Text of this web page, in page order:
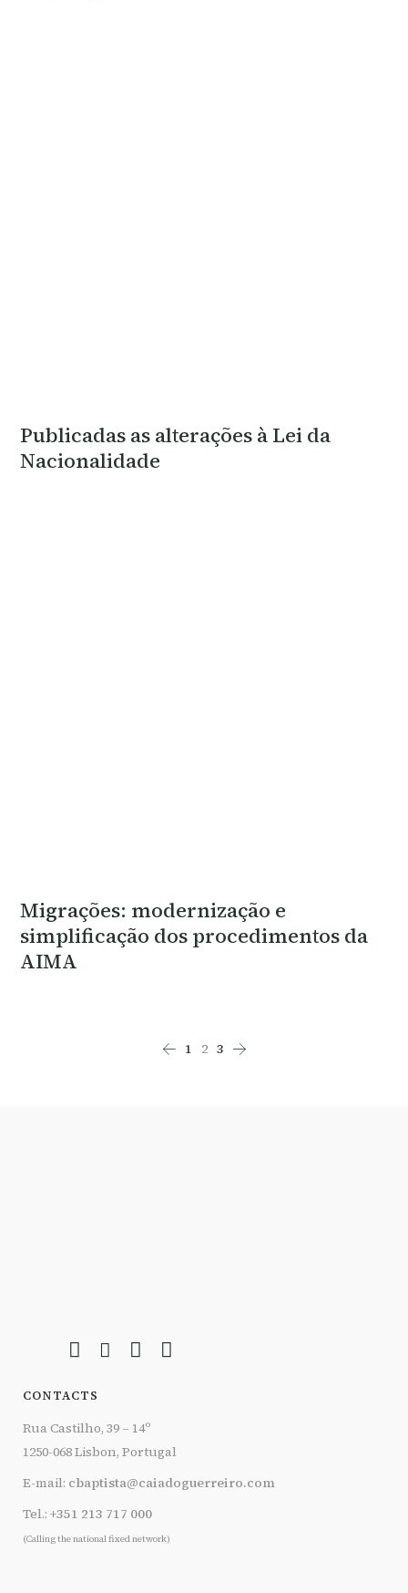
Publicadas as alterações à Lei da
Nacionalidade
Migrações: modernização e
simplificação dos procedimentos da
AIMA
1 2 3
CONTACTS
Rua Castilho, 39 – 14º
1250-068 Lisbon, Portugal
E-mail: cbaptista@caiadoguerreiro.com
Tel.: +351 213 717 000
(Calling the national fixed network)